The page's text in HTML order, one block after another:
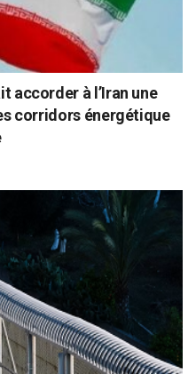
accorder à l’Iran une
corridors énergétique